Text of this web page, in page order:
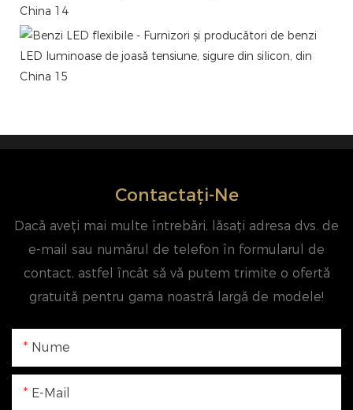
Contactați-Ne
Dacă aveți mai multe întrebări, lăsați adresa dvs. de
e-mail sau numărul de telefon în formularul de
contact, astfel încât să vă putem trimite o ofertă
gratuită pentru gama noastră largă de modele!
Nume
E-Mail